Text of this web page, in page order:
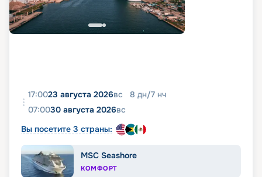
17:0023 августа 2026вс 8 дн/7 нч
07:0030 августа 2026вс
Вы посетите 3 страны:
MSC Seashore
КОМФОРТ